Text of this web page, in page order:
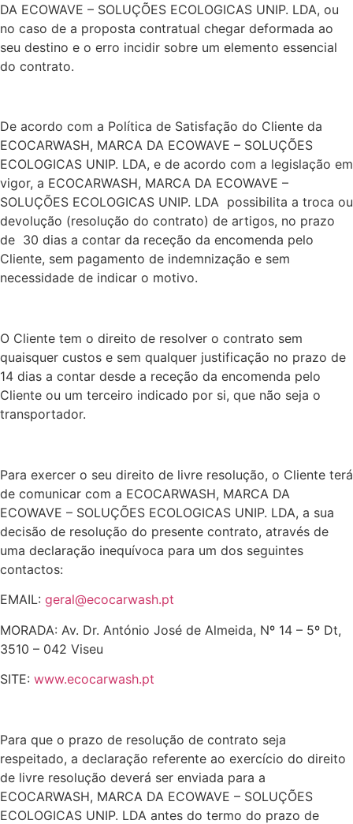
DA ECOWAVE – SOLUÇÕES ECOLOGICAS UNIP. LDA, ou
no caso de a proposta contratual chegar deformada ao
seu destino e o erro incidir sobre um elemento essencial
do contrato.
De acordo com a Política de Satisfação do Cliente da
ECOCARWASH, MARCA DA ECOWAVE – SOLUÇÕES
ECOLOGICAS UNIP. LDA, e de acordo com a legislação em
vigor, a ECOCARWASH, MARCA DA ECOWAVE –
SOLUÇÕES ECOLOGICAS UNIP. LDA possibilita a troca ou
devolução (resolução do contrato) de artigos, no prazo
de 30 dias a contar da receção da encomenda pelo
Cliente, sem pagamento de indemnização e sem
necessidade de indicar o motivo.
O Cliente tem o direito de resolver o contrato sem
quaisquer custos e sem qualquer justificação no prazo de
14 dias a contar desde a receção da encomenda pelo
Cliente ou um terceiro indicado por si, que não seja o
transportador.
Para exercer o seu direito de livre resolução, o Cliente terá
de comunicar com a ECOCARWASH, MARCA DA
ECOWAVE – SOLUÇÕES ECOLOGICAS UNIP. LDA, a sua
decisão de resolução do presente contrato, através de
uma declaração inequívoca para um dos seguintes
contactos:
EMAIL: geral@ecocarwash.pt
MORADA: Av. Dr. António José de Almeida, Nº 14 – 5º Dt,
3510 – 042 Viseu
SITE: www.ecocarwash.pt
Para que o prazo de resolução de contrato seja
respeitado, a declaração referente ao exercício do direito
de livre resolução deverá ser enviada para a
ECOCARWASH, MARCA DA ECOWAVE – SOLUÇÕES
ECOLOGICAS UNIP. LDA antes do termo do prazo de